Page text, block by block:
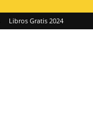
Libros Gratis 2024